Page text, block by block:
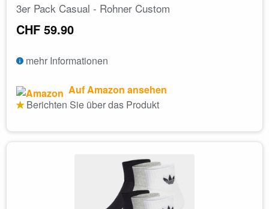
3er Pack Casual - Rohner Custom
CHF 59.90
mehr Informationen
Auf Amazon ansehen
Berichten Sie über das Produkt